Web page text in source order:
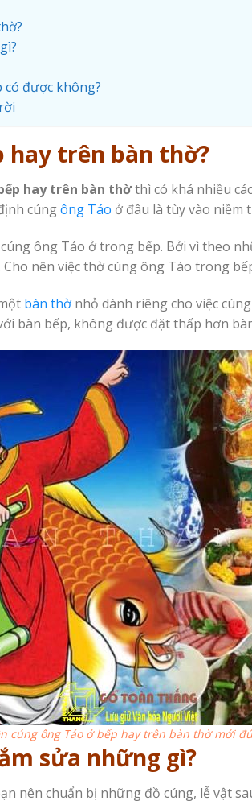
được không?
hay trên bàn thờ?
hay trên bàn thờthì có khá nhiều
cúngông Táo ở đâu là tùy vào niềm
ông Táo ở trong bếp. Bởi vì theo
nên việc thờ cúng ông Táo trong
bàn thờ nhỏ dành riêng cho việc
bàn bếp, không được đặt thấp hơn
cúng ông Táo ở bếp hay trên bàn thờ mới
sửa những gì?
nên chuẩn bị những đồ cúng, lễ vật